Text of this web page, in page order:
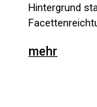
Hintergrund
multimediale
mehr